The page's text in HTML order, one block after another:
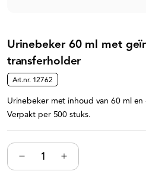
Urinebeker 60 ml met
transferholder
Art.nr. 12762
Urinebeker met inhoud van 60 ml
Verpakt per 500 stuks.